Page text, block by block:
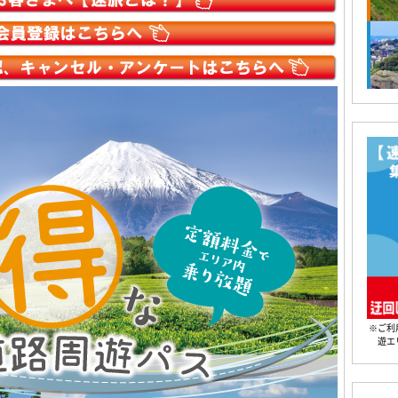
※ご利
遊エ